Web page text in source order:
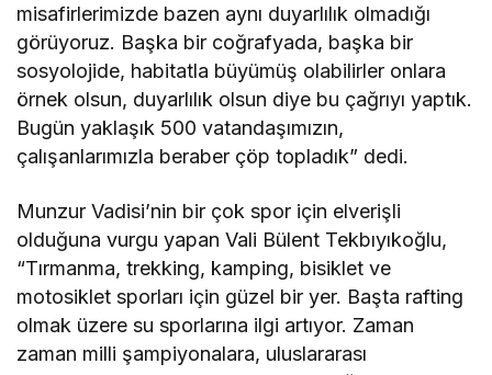
misafirlerimizde bazen aynı duyarlılık olmadığı
görüyoruz. Başka bir coğrafyada, başka bir
sosyolojide, habitatla büyümüş olabilirler onlara
örnek olsun, duyarlılık olsun diye bu çağrıyı yaptık.
Bugün yaklaşık 500 vatandaşımızın,
çalışanlarımızla beraber çöp topladık” dedi.
Munzur Vadisi’nin bir çok spor için elverişli
olduğuna vurgu yapan Vali Bülent Tekbıyıkoğlu,
“Tırmanma, trekking, kamping, bisiklet ve
motosiklet sporları için güzel bir yer. Başta rafting
olmak üzere su sporlarına ilgi artıyor. Zaman
zaman milli şampiyonalara, uluslararası